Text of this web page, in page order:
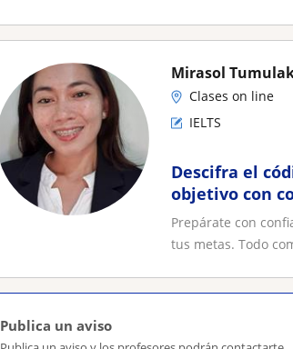
Mirasol
Clases on line
IELTS
Descifra el
objetivo con
personalizada
Prepárate con
tus metas. Todo
Publica un aviso